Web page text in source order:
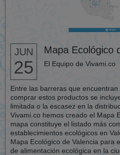
JUN
25
Mapa Ecológico
El Equipo de Vivami.co
Entre las barreras que
comprar estos productos se
limitada o la escasez en la
Vivami.co hemos creado el Mapa
mapa constituye el listado más
establecimientos ecológicos en
Mapa Ecológico de Valencia para
de alimentación ecológica en la